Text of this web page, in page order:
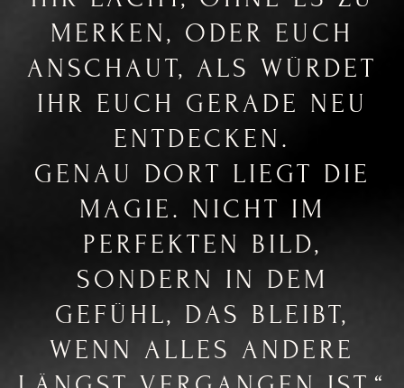
MERKEN, ODER EUCH
ANSCHAUT, ALS WÜRDET
IHR EUCH GERADE NEU
ENTDECKEN.
GENAU DORT LIEGT DIE
MAGIE. NICHT IM
PERFEKTEN BILD,
SONDERN IN DEM
GEFÜHL, DAS BLEIBT,
WENN ALLES ANDERE